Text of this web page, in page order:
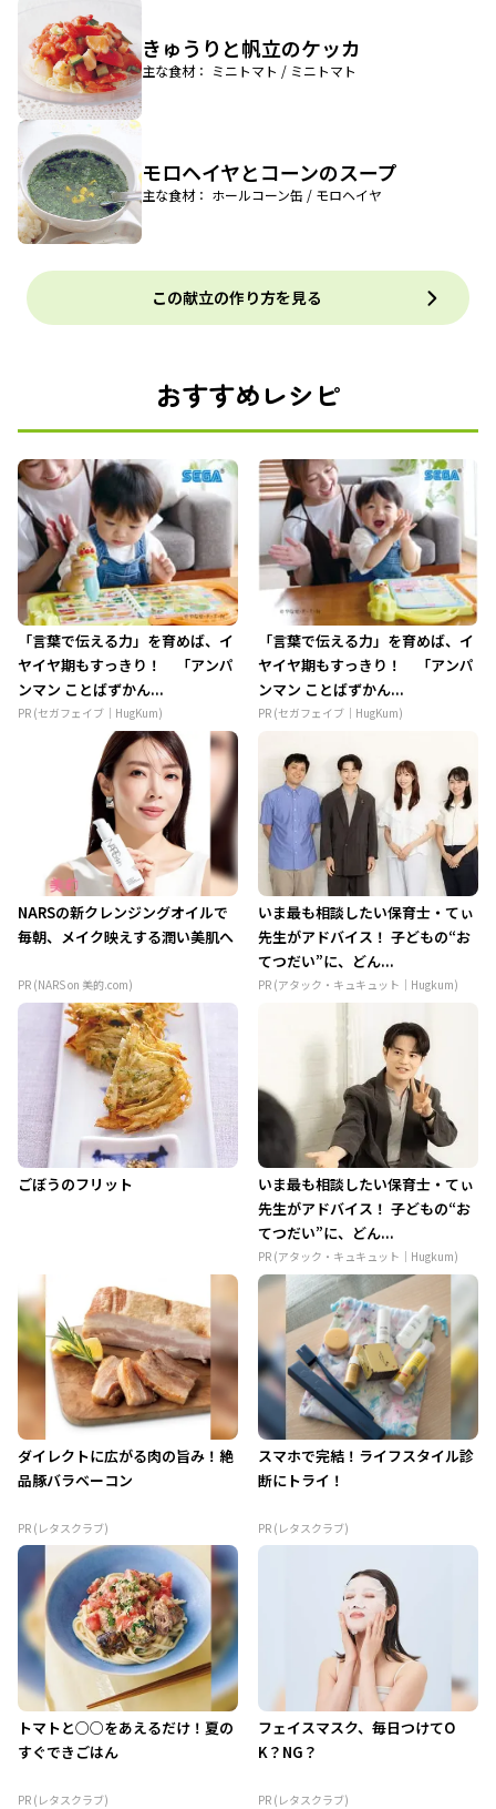
きゅうりと帆立のケッカ
主な食材： ミニトマト / ミニトマト
モロヘイヤとコーンのスープ
主な食材： ホールコーン缶 / モロヘイヤ
この献立の作り方を見る
おすすめレシピ
「言葉で伝える力」を育めば、イ
ヤイヤ期もすっきり！ 「アンパ
ンマン ことばずかん...
PR (セガフェイブ｜HugKum)
「言葉で伝える力」を育めば、イ
ヤイヤ期もすっきり！ 「アンパ
ンマン ことばずかん...
PR (セガフェイブ｜HugKum)
NARSの新クレンジングオイルで
毎朝、メイク映えする潤い美肌へ
PR (NARS on 美的.com)
いま最も相談したい保育士・てぃ
先生がアドバイス！ 子どもの“お
てつだい”に、どん...
PR (アタック・キュキュット｜Hugkum)
ごぼうのフリット
いま最も相談したい保育士・てぃ
先生がアドバイス！ 子どもの“お
てつだい”に、どん...
PR (アタック・キュキュット｜Hugkum)
ダイレクトに広がる肉の旨み！絶
品豚バラベーコン
PR (レタスクラブ)
スマホで完結！ライフスタイル診
断にトライ！
PR (レタスクラブ)
トマトと○○をあえるだけ！夏の
すぐできごはん
PR (レタスクラブ)
フェイスマスク、毎日つけてO
K？NG？
PR (レタスクラブ)